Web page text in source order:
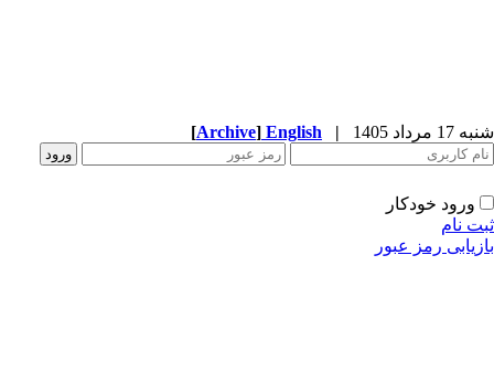
مرداد 1405 |
English
[Archive]
ورود خودکار
نام
رمز عبور